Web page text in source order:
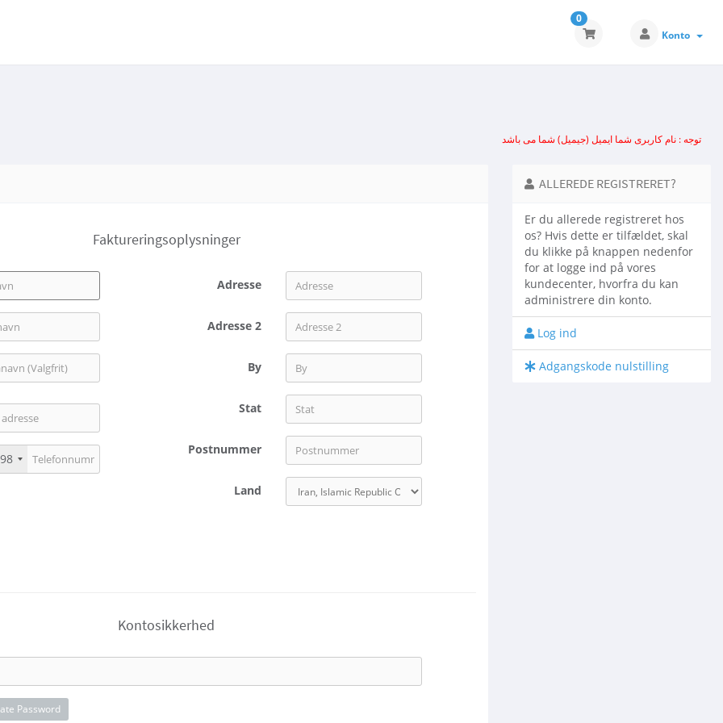
0
Konto
توجه : نام کاربری شما ایمیل (جیمیل) شما می باشد
ALLEREDE REGISTRERET?
Er du allerede registreret hos
os? Hvis dette er tilfældet, skal
du klikke på knappen nedenfor
for at logge ind på vores
kundecenter, hvorfra du kan
administrere din konto.
Log ind
Adgangskode nulstilling
Faktureringsoplysninger
Adresse
Adresse 2
By
Stat
Postnummer
Land
Kontosikkerhed
Password